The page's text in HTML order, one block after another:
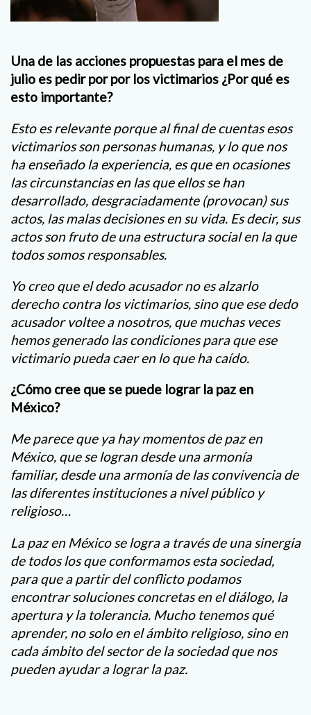
Una de las acciones propuestas para el mes de
julio es pedir por por los victimarios ¿Por qué es
esto importante?
Esto es relevante porque al final de cuentas esos
victimarios son personas humanas, y lo que nos
ha enseñado la experiencia, es que en ocasiones
las circunstancias en las que ellos se han
desarrollado, desgraciadamente (provocan) sus
actos, las malas decisiones en su vida. Es decir, sus
actos son fruto de una estructura social en la que
todos somos responsables.
Yo creo que el dedo acusador no es alzarlo
derecho contra los victimarios, sino que ese dedo
acusador voltee a nosotros, que muchas veces
hemos generado las condiciones para que ese
victimario pueda caer en lo que ha caído.
¿Cómo cree que se puede lograr la paz en
México?
Me parece que ya hay momentos de paz en
México, que se logran desde una armonía
familiar, desde una armonía de las convivencia de
las diferentes instituciones a nivel público y
religioso…
La paz en México se logra a través de una sinergia
de todos los que conformamos esta sociedad,
para que a partir del conflicto podamos
encontrar soluciones concretas en el diálogo, la
apertura y la tolerancia. Mucho tenemos qué
aprender, no solo en el ámbito religioso, sino en
cada ámbito del sector de la sociedad que nos
pueden ayudar a lograr la paz.